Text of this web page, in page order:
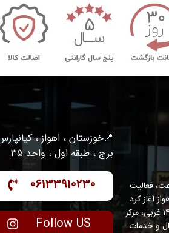
فعالیت
اهواز آغاز کرد.
این مجموعه با مدیریت متخصص و متعهد، در منطقه کیانپارس – خیابان ۱۴ غربی، مرکز
و خدمات
برج ، طبقه اول ، واحد ۳۵
06133910230
Follow US